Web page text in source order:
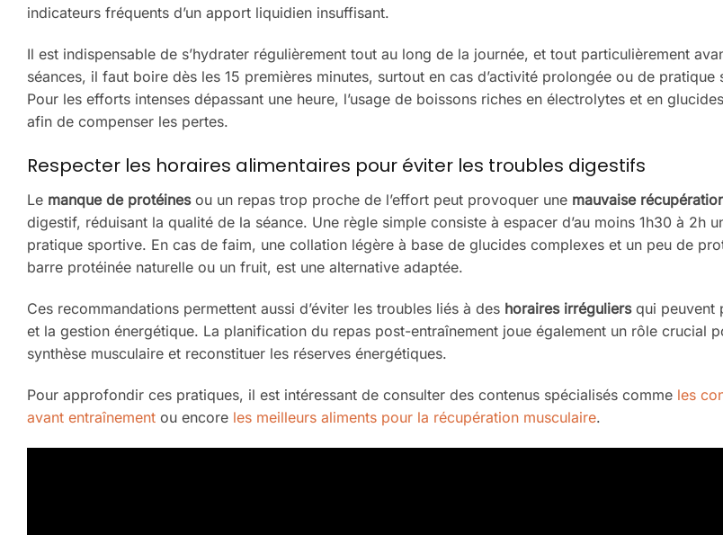
indicateurs fréquents d’un apport liquidien insuffisant.
Il est indispensable de s’hydrater régulièrement tout au long de la journée, et tout particulièrement
séances, il faut boire dès les 15 premières minutes, surtout en cas d’activité prolongée ou de pratique
Pour les efforts intenses dépassant une heure, l’usage de boissons riches en électrolytes et en
afin de compenser les pertes.
Respecter les horaires alimentaires pour éviter les troubles digestifs
Le manque de protéinesou un repas trop proche de l’effort peut provoquer une mauvaise
digestif, réduisant la qualité de la séance. Une règle simple consiste à espacer d’au moins 1h30 à 2h
pratique sportive. En cas de faim, une collation légère à base de glucides complexes et un peu de
barre protéinée naturelle ou un fruit, est une alternative adaptée.
Ces recommandations permettent aussi d’éviter les troubles liés à des horaires irréguliersqui peuvent
et la gestion énergétique. La planification du repas post-entraînement joue également un rôle crucial
synthèse musculaire et reconstituer les réserves énergétiques.
Pour approfondir ces pratiques, il est intéressant de consulter des contenus spécialisés comme les
avant entraînement ou encore les meilleurs aliments pour la récupération musculaire.